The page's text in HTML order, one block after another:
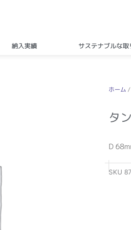
納入実績 サステナブルな取
ホーム /
タ
D
SKU